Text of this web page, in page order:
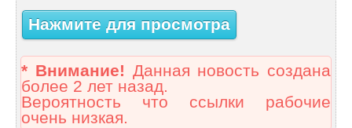
Нажмите для просмотра
* Внимание! Данная новость создана
более 2 лет назад.
Вероятность что ссылки рабочие
очень низкая.